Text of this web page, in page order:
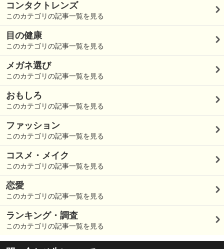
コンタクトレンズ
このカテゴリの記事一覧を見る
目の健康
このカテゴリの記事一覧を見る
メガネ選び
このカテゴリの記事一覧を見る
おもしろ
このカテゴリの記事一覧を見る
ファッション
このカテゴリの記事一覧を見る
コスメ・メイク
このカテゴリの記事一覧を見る
恋愛
このカテゴリの記事一覧を見る
ランキング・調査
このカテゴリの記事一覧を見る